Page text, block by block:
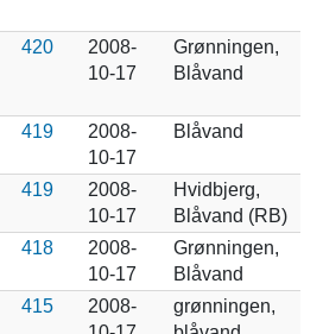
420
2008-
10-17
Grønningen,
Blåvand
419
2008-
10-17
Blåvand
419
2008-
10-17
Hvidbjerg,
Blåvand (RB)
418
2008-
10-17
Grønningen,
Blåvand
415
2008-
grønningen,